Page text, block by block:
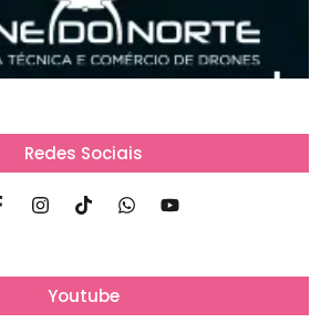
Redes Sociais
Youtube